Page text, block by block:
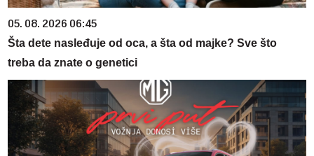
05. 08. 2026 06:45
Šta dete nasleđuje od oca, a šta od majke? Sve što
treba da znate o genetici